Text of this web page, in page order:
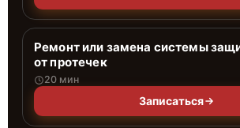
Ремонт или замена системы
от протечек
20 мин
Записаться